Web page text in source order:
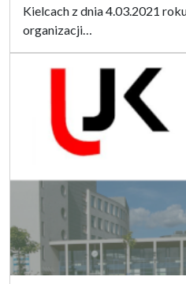
Kielcach z dnia 4.03.2021
organizacji…